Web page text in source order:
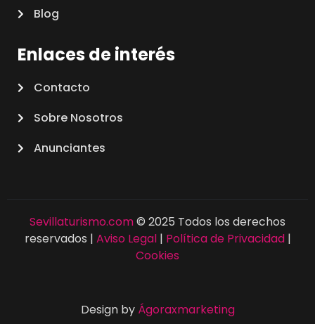
Blog
Enlaces de interés
Contacto
Sobre Nosotros
Anunciantes
Sevillaturismo.com© 2025 Todos los derechos
reservados | Aviso Legal| Política de Privacidad|
Cookies
Design by Ágoraxmarketing